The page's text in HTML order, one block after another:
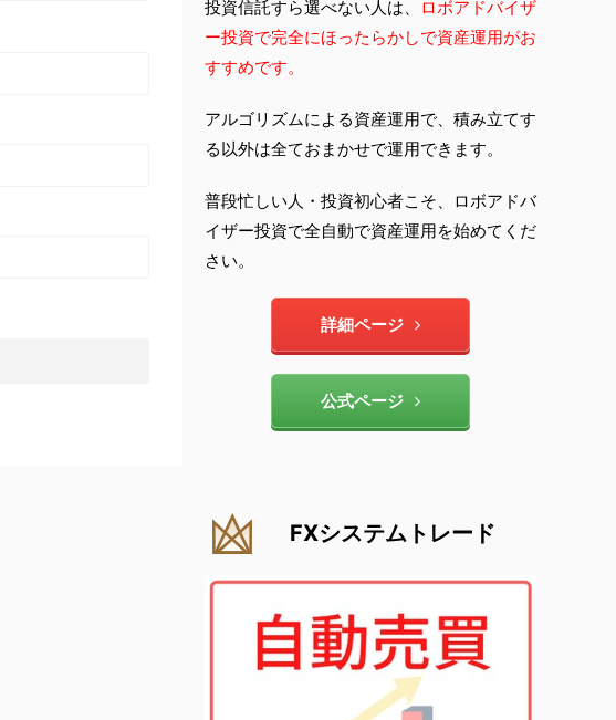
投資信託すら選べない人は、
ロボアドバイザ
ー投資で完全にほったらかしで資産運用がお
すすめです。
アルゴリズムによる資産運用で、積み立てす
る以外は全ておまかせで運用できます。
普段忙しい人・投資初心者こそ、ロボアドバ
イザー投資で全自動で資産運用を始めてくだ
さい。
詳細ページ
公式ページ
FXシステムトレード